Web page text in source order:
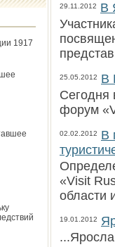
1917
29.11.2012
В
25.05.2012
В
Сегодня
форум
02.02.2012
В
«Visit
области
19.01.2012